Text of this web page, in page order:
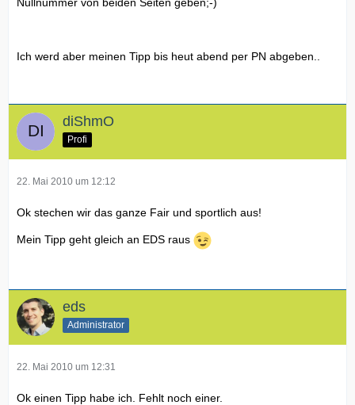
Ich werd aber meinen Tipp bis heut abend per PN abgeben..
diShmO
Profi
22. Mai 2010 um 12:12
Ok stechen wir das ganze Fair und sportlich aus!
Mein Tipp geht gleich an EDS raus
eds
Administrator
22. Mai 2010 um 12:31
Ok einen Tipp habe ich. Fehlt noch einer.